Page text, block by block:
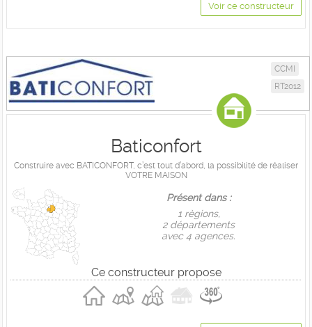
Voir ce constructeur
CCMI
RT2012
Baticonfort
Construire avec BATICONFORT, c’est tout d’abord, la possibilité de réaliser
VOTRE MAISON
Présent dans :
1 règions,
2 départements
avec 4 agences.
Ce constructeur propose